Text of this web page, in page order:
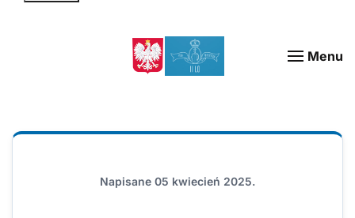
Menu
Napisane 05 kwiecień 2025.